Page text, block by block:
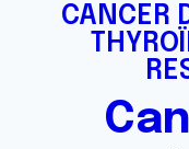
CANCER